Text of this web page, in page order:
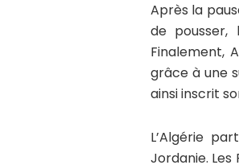
Après la
de pousser,
Finalement,
grâce à une
ainsi inscrit
L’Algérie
Jordanie.